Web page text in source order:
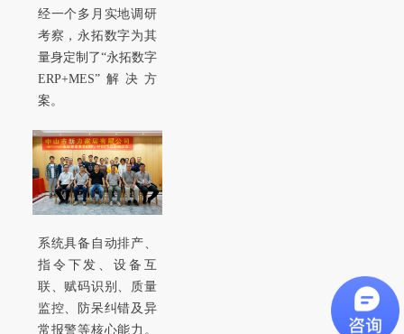
经一个多月实地调研
考察，永拓数字为其
量身定制了“永拓数字
ERP+MES”解决方
案。
系统具备自动排产、
指令下发、设备互
联、赋码识别、质量
监控、防呆纠错及异
常报警等核心能力。